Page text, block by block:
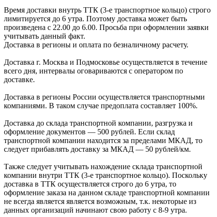
Время доставки внутрь ТТК (3-е транспортное кольцо) строго
лимитируется до 6 утра. Поэтому доставка может быть
произведена с 22.00 до 6.00. Просьба при оформлении заявки
учитывать данный факт.
Доставка в регионы и оплата по безналичному расчету.
Доставка г. Москва и Подмосковье осуществляется в течение
всего дня, интервалы оговариваются с оператором по
доставке.
Доcтавка в регионы России осуществляется транспортными
компаниями. В таком случае предоплата составляет 100%.
Доставка до склада транспортной компании, разгрузка и
оформление документов — 500 рублей. Если склад
транспортной компании находится за пределами МКАД, то
следует прибавлять доставку за МКАД — 50 рублей/км.
Также следует учитывать нахождение склада транспортной
компании внутри ТТК (3-е транспортное кольцо). Поскольку
доставка в ТТК осуществляется строго до 6 утра, то
оформление заказа на данном складе транспортной компании
не всегда является является возможным, т.к. некоторые из
данных организаций начинают свою работу с 8-9 утра.